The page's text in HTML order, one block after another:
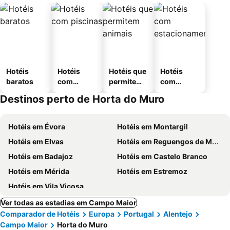
Hotéis
baratos
Hotéis
com
Hotéis que
permitem
Hotéis
com
mento
Destinos perto de Horta do Muro
Hotéis em Évora
Hotéis em Montargil
Hotéis em Elvas
Hotéis em Reguengos de Monsaraz
Hotéis em Badajoz
Hotéis em Castelo Branco
Hotéis em Mérida
Hotéis em Estremoz
Hotéis em Vila Viçosa
Ver todas as estadias em Campo Maior
Comparador de Hotéis
Europa Portugal
Alentejo
Campo Maior
Horta do Muro